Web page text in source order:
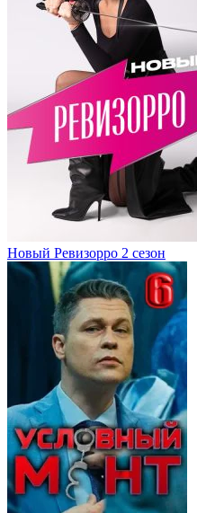
Новый Ревизорро 2 сезон